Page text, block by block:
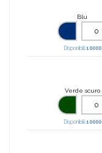
Blu
Disponibili:10000
Verde scuro
Disponibili:10000